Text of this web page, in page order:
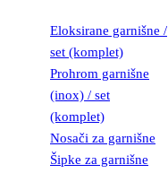
Eloksirane garnišne /
set (komplet)
Prohrom garnišne
(inox) / set
(komplet)
Nosači za garnišne
Šipke za garnišne